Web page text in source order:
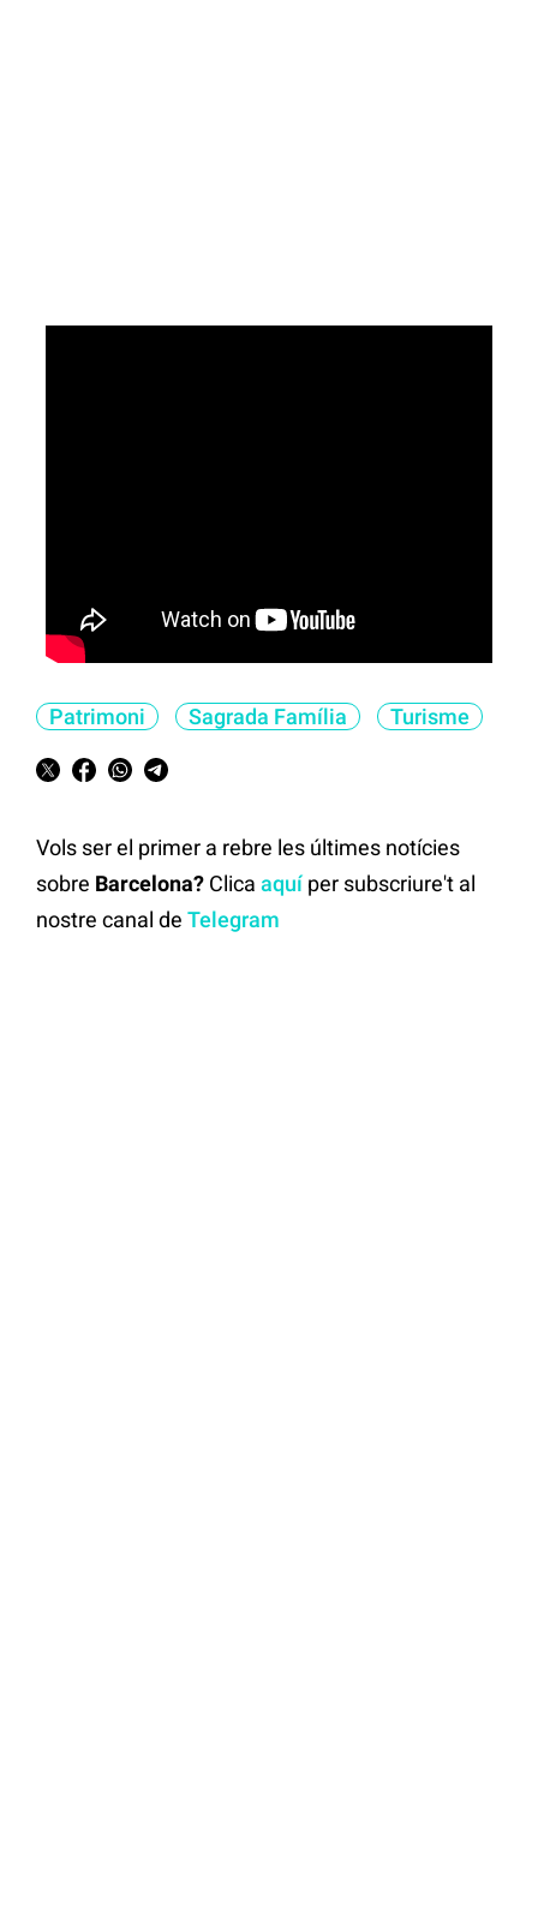
Patrimoni Sagrada Família Turisme
Vols ser el primer a rebre les últimes notícies
sobre Barcelona? Clica aquíper subscriure't al
nostre canal de Telegram